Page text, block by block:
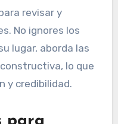
revisar y
No ignores los
lugar, aborda las
lo que
y credibilidad.